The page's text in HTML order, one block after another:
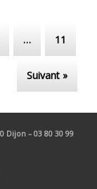
… 11
Suivant »
Dijon – 03 80 30 99